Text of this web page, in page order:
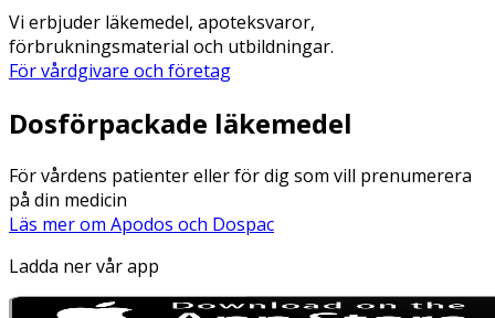
Vi erbjuder läkemedel, apoteksvaror,
förbrukningsmaterial och utbildningar.
För vårdgivare och företag
Dosförpackade läkemedel
För vårdens patienter eller för dig som vill prenumerera
på din medicin
Läs mer om Apodos och Dospac
Ladda ner vår app